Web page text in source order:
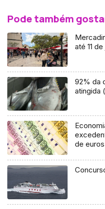
Pode também
até 11
92% da
atingida
de